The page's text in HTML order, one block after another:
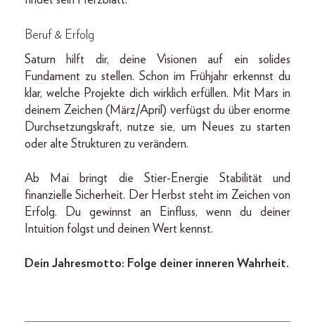
Beruf & Erfolg
Saturn hilft dir, deine Visionen auf ein solides
Fundament zu stellen. Schon im Frühjahr erkennst du
klar, welche Projekte dich wirklich erfüllen. Mit Mars in
deinem Zeichen (März/April) verfügst du über enorme
Durchsetzungskraft, nutze sie, um Neues zu starten
oder alte Strukturen zu verändern.
Ab Mai bringt die Stier-Energie Stabilität und
finanzielle Sicherheit. Der Herbst steht im Zeichen von
Erfolg. Du gewinnst an Einfluss, wenn du deiner
Intuition folgst und deinen Wert kennst.
Dein Jahresmotto: Folge deiner inneren Wahrheit.